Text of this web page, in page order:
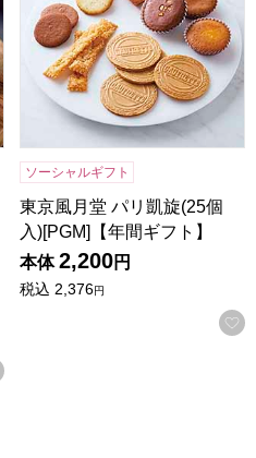
お気に入りに登録する
ソーシャルギフト
東京風月堂 パリ凱旋(25個
入)[PGM]【年間ギフト】
本体 2,200円
税込 2,376円